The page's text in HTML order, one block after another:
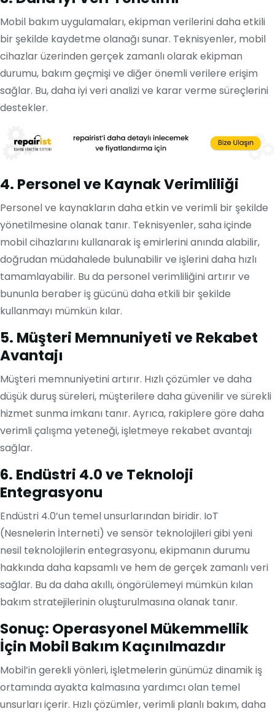
Mobil bakım uygulamaları, ekipman verilerini daha etkili
bir şekilde kaydetme olanağı sunar. Teknisyenler, mobil
cihazlar üzerinden gerçek zamanlı olarak ekipman
durumu, bakım geçmişi ve diğer önemli verilere erişim
sağlar. Bu, daha iyi veri analizi ve karar verme süreçlerini
destekler.
4. Personel ve Kaynak Verimliliği
Personel ve kaynakların daha etkin ve verimli bir şekilde
yönetilmesine olanak tanır. Teknisyenler, saha içinde
mobil cihazlarını kullanarak iş emirlerini anında alabilir,
doğrudan müdahalede bulunabilir ve işlerini daha hızlı
tamamlayabilir. Bu da personel verimliliğini artırır ve
bununla beraber iş gücünü daha etkili bir şekilde
kullanmayı mümkün kılar.
5. Müşteri Memnuniyeti ve Rekabet
Avantajı
Müşteri memnuniyetini artırır. Hızlı çözümler ve daha
düşük duruş süreleri, müşterilere daha güvenilir ve sürekli
hizmet sunma imkanı tanır. Ayrıca, rakiplere göre daha
verimli çalışma yeteneği, işletmeye rekabet avantajı
sağlar.
6. Endüstri 4.0 ve Teknoloji
Entegrasyonu
Endüstri 4.0’un temel unsurlarından biridir. IoT
(Nesnelerin İnterneti) ve sensör teknolojileri gibi yeni
nesil teknolojilerin entegrasyonu, ekipmanın durumu
hakkında daha kapsamlı ve hem de gerçek zamanlı veri
sağlar. Bu da daha akıllı, öngörülemeyi mümkün kılan
bakım stratejilerinin oluşturulmasına olanak tanır.
Sonuç: Operasyonel Mükemmellik
İçin Mobil Bakım Kaçınılmazdır
Mobil’in gerekli yönleri, işletmelerin günümüz dinamik iş
ortamında ayakta kalmasına yardımcı olan temel
unsurları içerir. Hızlı çözümler, verimli planlı bakım, daha